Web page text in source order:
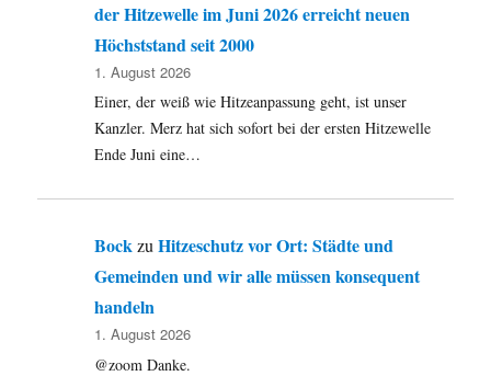
der Hitzewelle im Juni 2026 erreicht neuen
Höchststand seit 2000
1. August 2026
Einer, der weiß wie Hitzeanpassung geht, ist unser
Kanzler. Merz hat sich sofort bei der ersten Hitzewelle
Ende Juni eine…
BockzuHitzeschutz vor Ort: Städte und
Gemeinden und wir alle müssen konsequent
handeln
1. August 2026
@zoom Danke.